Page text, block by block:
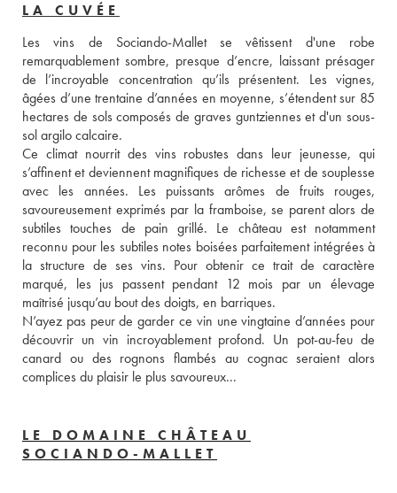
LA CUVÉE
Les vins de Sociando-Mallet se vêtissent d'une robe
remarquablement sombre, presque d’encre, laissant présager
de l’incroyable concentration qu’ils présentent. Les vignes,
âgées d’une trentaine d’années en moyenne, s’étendent sur 85
hectares de sols composés de graves guntziennes et d'un sous-
sol argilo calcaire.
Ce climat nourrit des vins robustes dans leur jeunesse, qui
s’affinent et deviennent magnifiques de richesse et de souplesse
avec les années. Les puissants arômes de fruits rouges,
savoureusement exprimés par la framboise, se parent alors de
subtiles touches de pain grillé. Le château est notamment
reconnu pour les subtiles notes boisées parfaitement intégrées à
la structure de ses vins. Pour obtenir ce trait de caractère
marqué, les jus passent pendant 12 mois par un élevage
maîtrisé jusqu’au bout des doigts, en barriques.
N’ayez pas peur de garder ce vin une vingtaine d’années pour
découvrir un vin incroyablement profond. Un pot-au-feu de
canard ou des rognons flambés au cognac seraient alors
LE DOMAINE CHÂTEAU
SOCIANDO-MALLET